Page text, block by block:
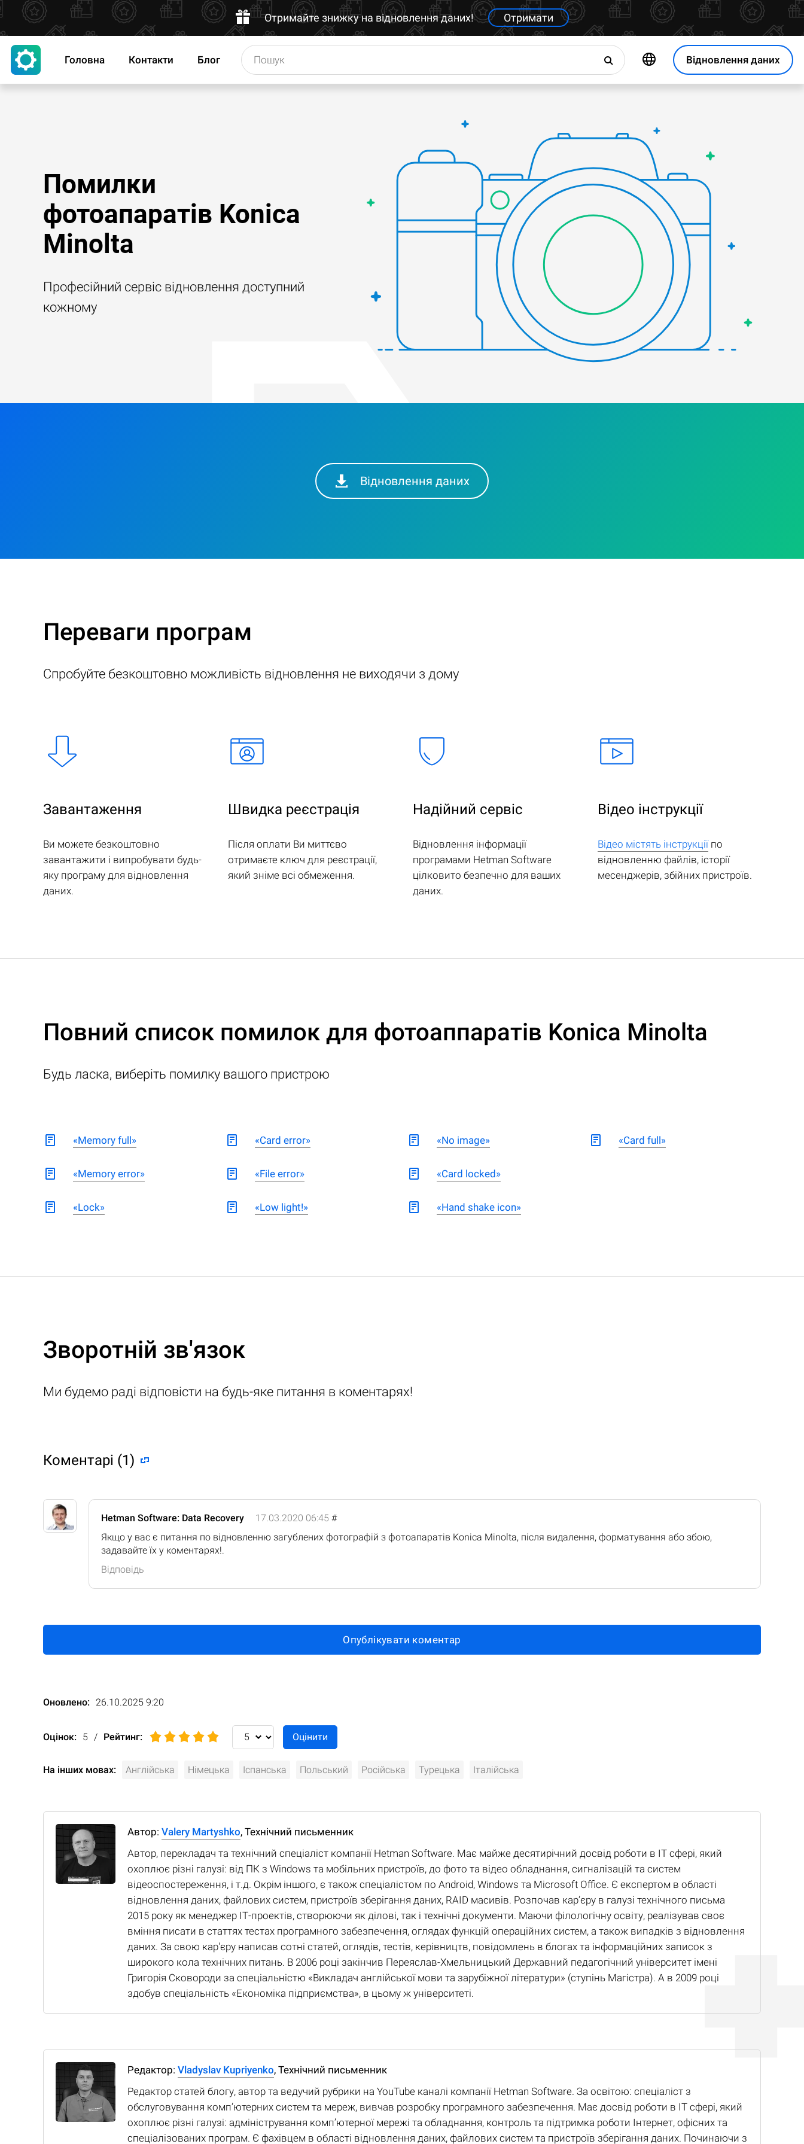
Отримайте знижку на відновлення даних! Отримати
Відновлення даних
Головна Контакти Блог
Помилки
фотоапаратів Konica
Minolta
Професійний сервіс відновлення доступний
кожному
Відновлення даних
Переваги програм
Спробуйте безкоштовно можливість відновлення не виходячи з дому
Завантаження
Ви можете безкоштовно
завантажити і випробувати будь-
яку програму для відновлення
даних.
Швидка реєстрація
Після оплати Ви миттєво
отримаєте ключ для реєстрації,
який зніме всі обмеження.
Надійний сервіс
Відновлення інформації
програмами Hetman Software
цілковито безпечно для ваших
даних.
Відео інструкції
Відео містять інструкціїпо
відновленню файлів, історії
месенджерів, збійних пристроїв.
Повний список помилок для фотоаппаратів Konica Minolta
Будь ласка, виберіть помилку вашого пристрою
«Memory full»
«Memory error»
«Lock»
«Card error»
«File error»
«Low light!»
«No image»
«Card locked»
«Hand shake icon»
«Card full»
Зворотній зв'язок
Ми будемо раді відповісти на будь-яке питання в коментарях!
Коментарі (1)
Hetman Software: Data Recovery 17.03.2020 06:45 #
Якщо у вас є питання по відновленню загублених фотографій з фотоапаратів Konica Minolta, після видалення, форматування або збою,
задавайте їх у коментарях!.
Відповідь
Опублікувати коментар
Оновлено: 26.10.2025 9:20
Оцінок: 5 / Рейтинг:
На інших мовах: Англійська Німецька Іспанська Польський Російська Турецька Італійська
Автор: Valery Martyshko, Технічний письменник
Автор, перекладач та технічний спеціаліст компанії Hetman Software. Має майже десятирічний досвід роботи в IT сфері, який
охоплює різні галузі: від ПК з Windows та мобільних пристроїв, до фото та відео обладнання, сигналізацій та систем
відеоспостереження, і т.д. Окрім іншого, є також спеціалістом по Android, Windows та Microsoft Office. Є експертом в області
відновлення даних, файлових систем, пристроїв зберігання даних, RAID масивів. Розпочав кар’єру в галузі технічного письма
2015 року як менеджер ІТ-проектів, створюючи як ділові, так і технічні документи. Маючи філологічну освіту, реалізував своє
вміння писати в статтях тестах програмного забезпечення, оглядах функцій операційних систем, а також випадків з відновлення
даних. За свою кар'єру написав сотні статей, оглядів, тестів, керівництв, повідомлень в блогах та інформаційних записок з
широкого кола технічних питань. В 2006 році закінчив Переяслав-Хмельницький Державний педагогічний університет імені
Григорія Сковороди за спеціальністю «Викладач англійської мови та зарубіжної літератури» (ступінь Магістра). А в 2009 році
здобув спеціальність «Економіка підприємства», в цьому ж університеті.
Редактор: Vladyslav Kupriyenko, Технічний письменник
Редактор статей блогу, автор та ведучий рубрики на YouTube каналі компанії Hetman Software. За освітою: спеціаліст з
обслуговування комп’ютерних систем та мереж, вивчав розробку програмного забезпечення. Має досвід роботи в IT сфері, який
охоплює різні галузі: адміністрування комп’ютерної мережі та обладнання, контроль та підтримка роботи Інтернет, офісних та
спеціалізованих програм. Є фахівцем в області відновлення даних, файлових систем та пристроїв зберігання даних. Починаючи з